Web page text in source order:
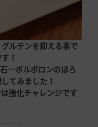
ルテンを抑える事で
！
石…ポルボロンのほろ
てみました！
強化チャレンジです